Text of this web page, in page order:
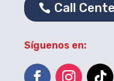
Call
Síguenos en: